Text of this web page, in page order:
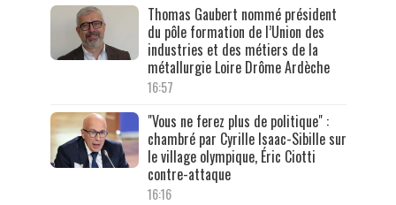
Thomas Gaubert nommé président
du pôle formation de l’Union des
industries et des métiers de la
métallurgie Loire Drôme Ardèche
16:57
"Vous ne ferez plus de politique" :
chambré par Cyrille Isaac-Sibille sur
le village olympique, Éric Ciotti
contre-attaque
16:16